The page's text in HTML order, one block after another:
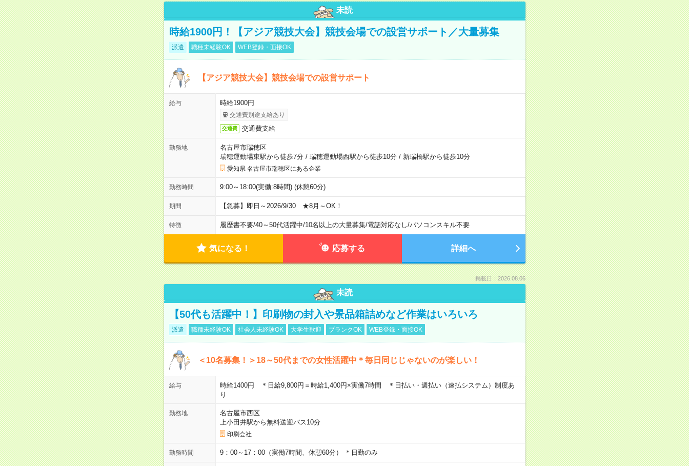
未読
時給1900円！【アジア競技大会】競技会場での設営サポート／大量募集
派遣 職種未経験OK WEB登録・面接OK
【アジア競技大会】競技会場での設営サポート
給与 時給1900円
交通費別途支給あり
交通費 交通費支給
勤務地
名古屋市瑞穂区
瑞穂運動場東駅から徒歩7分/ 瑞穂運動場西駅から徒歩10分/ 新瑞橋駅から徒歩10分
愛知県 名古屋市瑞穂区にある企業
勤務時間 9:00～18:00(実働:8時間) (休憩60分)
期間 【急募】即日～2026/9/30 ★8月～OK！
特徴 履歴書不要/40～50代活躍中/10名以上の大量募集/電話対応なし/パソコンスキル不要
気になる！ 応募する 詳細へ
掲載日：2026.08.06
未読
【50代も活躍中！】印刷物の封入や景品箱詰めなど作業はいろいろ
派遣 職種未経験OK 社会人未経験OK 大学生歓迎 ブランクOK WEB登録・面接OK
＜10名募集！＞18～50代までの女性活躍中＊毎日同じじゃないのが楽しい！
給与
時給1400円 ＊日給9,800円＝時給1,400円×実働7時間 ＊日払い・週払い（速払システム）制度あ
り
勤務地
名古屋市西区
上小田井駅から無料送迎バス10分
印刷会社
勤務時間 9：00～17：00（実働7時間、休憩60分） ＊日勤のみ